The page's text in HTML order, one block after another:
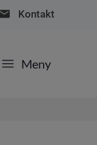
Kontakt
Meny